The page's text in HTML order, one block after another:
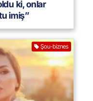
ki, onlar
imiş”
Şou-biznes